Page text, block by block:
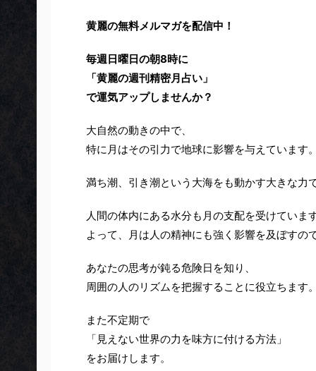
黄麗の無料メルマガを配信中！
毎週日曜日の朝8時に
「黄麗の週刊精密月占い」
で運気アップしませんか？
大自然の動きの中で、
特に月はその引力で地球に影響を与えています。
満ち潮、引き潮という大海をも動かす大きな力で
人間の体内にある水分も月の支配を受けています
よって、月は人の精神にも強く影響を及ぼすので
あなたの思考が鈍る危険日を知り、
周囲の人のリズムを把握することに役立ちます。
また不定期で
「見えない世界の力を味方に付ける方法」
をお届けします。